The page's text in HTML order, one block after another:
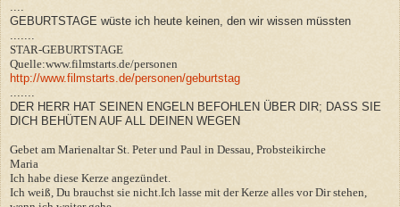
GEBURTSTAGE wüste ich heute keinen, den wir wissen müssten
STAR-GEBURTSTAGE
Quelle:www.filmstarts.de/personen
http://www.filmstarts.de/personen/geburtstag
DER HERR HAT SEINEN ENGELN BEFOHLEN ÜBER DIR; DASS SIE
DICH BEHÜTEN AUF ALL DEINEN WEGEN
Gebet am Marienaltar St. Peter und Paul in Dessau, Probsteikirche
Maria
Ich habe diese Kerze angezündet.
Ich weiß, Du brauchst sie nicht.Ich lasse mit der Kerze alles vor Dir stehen,